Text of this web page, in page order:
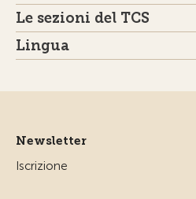
Le sezioni del TCS
Lingua
Newsletter
Iscrizione